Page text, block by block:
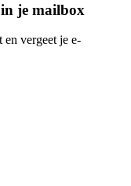
je mailbox
vergeet je e-